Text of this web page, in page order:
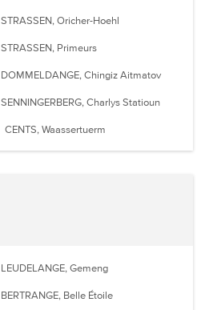
STRASSEN, Oricher-Hoehl
STRASSEN, Primeurs
DOMMELDANGE, Chingiz Aitmatov
SENNINGERBERG, Charlys Statioun
CENTS, Waassertuerm
LEUDELANGE, Gemeng
BERTRANGE, Belle Étoile